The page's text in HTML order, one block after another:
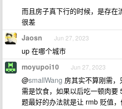
而且房子真下行的时候，是存在
很差
Jaosn Jun 27, 2023
up 在哪个城市
moyupoi10 Jun 27, 2023
@smallWang 房其实不算刚需
需是饮食，如果以后吃一顿肉
题最好的办法就是让 rmb 贬值